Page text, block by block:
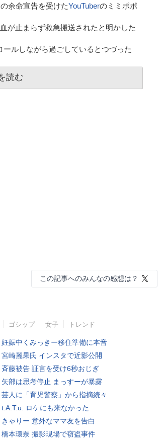
余命宣告を受けたYouTuberのミミポポ
が止まらず救急搬送されたと明かした
ルしながら過ごしているとつづった
読む
この記事へのみんなの感想は？
ゴシップ 女子 トレンド
妊娠中くみっきー移住準備に本音
宮崎麗果氏 インスタで近影公開
斉藤被告 証言を受け6秒おじぎ
矢部は思考停止 まっすーが暴露
芸人に「育児警察」から指摘続々
t.A.T.u. ロケにも来なかった
きゃりー 意外なママ友を告白
橋本環奈 撮影現場で窃盗事件